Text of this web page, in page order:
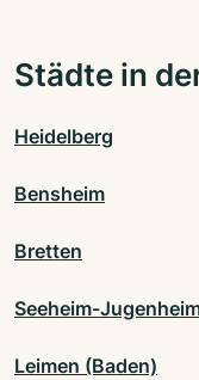
Städte in
Heidelberg
Bensheim
Bretten
Seeheim-
Leimen (Baden)